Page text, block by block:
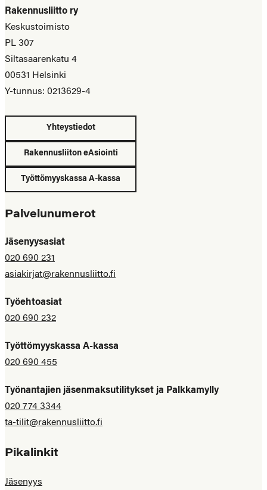
Rakennusliitto ry
Keskustoimisto
PL 307
Siltasaarenkatu 4
00531 Helsinki
Y-tunnus: 0213629-4
Yhteystiedot
Rakennusliiton eAsiointi
Työttömyyskassa A-kassa
Palvelunumerot
Jäsenyysasiat
020 690 231
asiakirjat@rakennusliitto.fi
Työehtoasiat
020 690 232
Työttömyyskassa A-kassa
020 690 455
Työnantajien jäsenmaksutilitykset ja Palkkamylly
020 774 3344
ta-tilit@rakennusliitto.fi
Pikalinkit
Jäsenyys